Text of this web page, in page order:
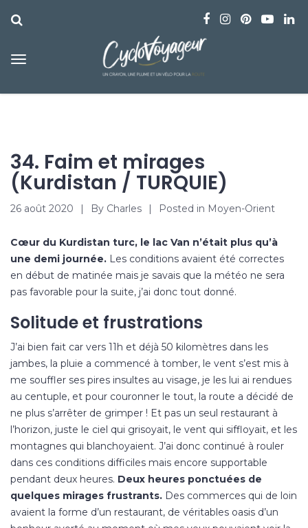
34. Faim et mirages
(Kurdistan / TURQUIE)
26 août 2020 By Charles Posted in Moyen-Orient
Cœur du Kurdistan turc, le lac Van n’était plus qu’à
une demi journée. Les conditions avaient été correctes
en début de matinée mais je savais que la météo ne sera
pas favorable pour la suite, j’ai donc tout donné.
Solitude et frustrations
J’ai bien fait car vers 11h et déjà 50 kilomètres dans les
jambes, la pluie a commencé à tomber, le vent s’est mis à
me souffler ses pires insultes au visage, je les lui ai rendues
au centuple, et pour couronner le tout, la route a décidé de
ne plus s’arrêter de grimper ! Et pas un seul restaurant à
l’horizon, juste le ciel qui grisoyait, le vent qui siffloyait, et les
montagnes qui blanchoyaient. J’ai donc continué à rouler
dans ces conditions difficiles mais encore supportable
pendant deux heures. Deux heures ponctuées de
quelques mirages frustrants. Des commerces qui de loin
avaient la forme d’un restaurant, de véritables oasis d’un